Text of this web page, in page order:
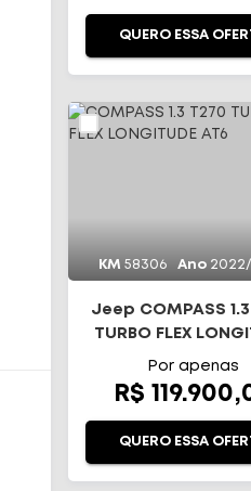
QUERO ESSA
KM 58306 Ano
Jeep COMPASS
TURBO FLEX
Por apenas
R$
QUERO ESSA